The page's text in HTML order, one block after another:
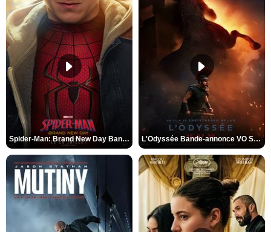
Spider-Man: Brand New Day Bande-annonce VO STFR L'Odyssée Bande-annonce VO STFR